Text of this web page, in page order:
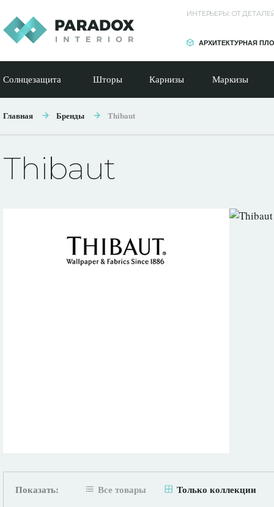
ИНТЕРЬЕРЫ: ОТ
АРХИТЕКТУРНАЯ
Солнцезащита Шторы Карнизы Маркизы
Главная Бренды Thibaut
Thibaut
Показать: Все товары Только коллекции